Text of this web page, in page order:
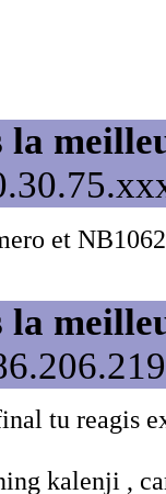
la
et
la
tu reagis
kalenji ,